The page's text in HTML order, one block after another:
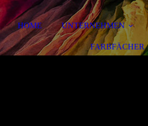
HOME UNTERNEHMEN
FARBFÄCHER